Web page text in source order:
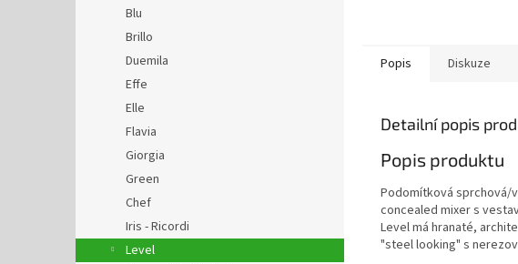
Blu
Brillo
Duemila
Effe
Elle
Flavia
Giorgia
Green
Chef
Iris - Ricordi
Level
Popis Diskuze
Detailní popis
Popis produktu
Podomítková sprchová/
concealed mixer s
Level má hranaté,
"steel looking" s